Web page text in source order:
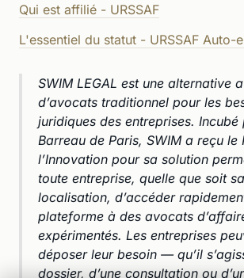
Qui est affilié - URSSAF
L'essentiel du statut - URSSAF Auto-
SWIM LEGAL est une alternative
d’avocats traditionnel pour les
juridiques des entreprises. Incubé
Barreau de Paris, SWIM a reçu le
l’Innovation pour sa solution
toute entreprise, quelle que soit
localisation, d’accéder
plateforme à des avocats
expérimentés. Les entreprises
déposer leur besoin — qu’il
dossier, d’une consultation ou